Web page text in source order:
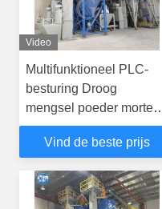
Video
Multifunktioneel PLC-
besturing Droog
mengsel poeder mortel
mengmachine Muur
putty zand cement mixer
productielijn
Vind de beste prijs